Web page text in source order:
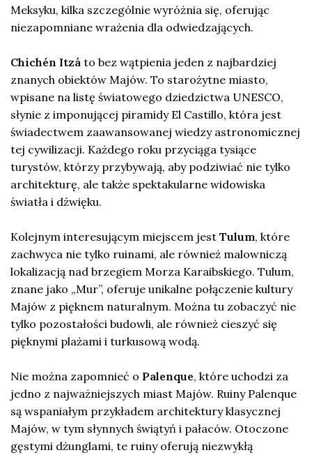
Meksyku, kilka szczególnie wyróżnia się, oferując
niezapomniane wrażenia dla odwiedzających.
Chichén Itzá to bez wątpienia jeden z najbardziej
znanych obiektów Majów. To starożytne miasto,
wpisane na listę światowego dziedzictwa UNESCO,
słynie z imponującej piramidy El Castillo, która jest
świadectwem zaawansowanej wiedzy astronomicznej
tej cywilizacji. Każdego roku przyciąga tysiące
turystów, którzy przybywają, aby podziwiać nie tylko
architekturę, ale także spektakularne widowiska
światła i dźwięku.
Kolejnym interesującym miejscem jest Tulum, które
zachwyca nie tylko ruinami, ale również malowniczą
lokalizacją nad brzegiem Morza Karaibskiego. Tulum,
znane jako „Mur”, oferuje unikalne połączenie kultury
Majów z pięknem naturalnym. Można tu zobaczyć nie
tylko pozostałości budowli, ale również cieszyć się
pięknymi plażami i turkusową wodą.
Nie można zapomnieć o Palenque, które uchodzi za
jedno z najważniejszych miast Majów. Ruiny Palenque
są wspaniałym przykładem architektury klasycznej
Majów, w tym słynnych świątyń i pałaców. Otoczone
gęstymi dżunglami, te ruiny oferują niezwykłą